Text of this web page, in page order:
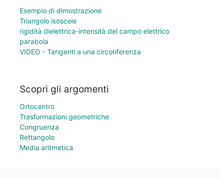
Esempio di dimostrazione
Triangolo isoscele
rigidità dielettrica-intensità del campo elettrico
parabola
VIDEO - Tangenti a una circonferenza
Scopri gli argomenti
Ortocentro
Trasformazioni geometriche
Congruenza
Rettangolo
Media aritmetica